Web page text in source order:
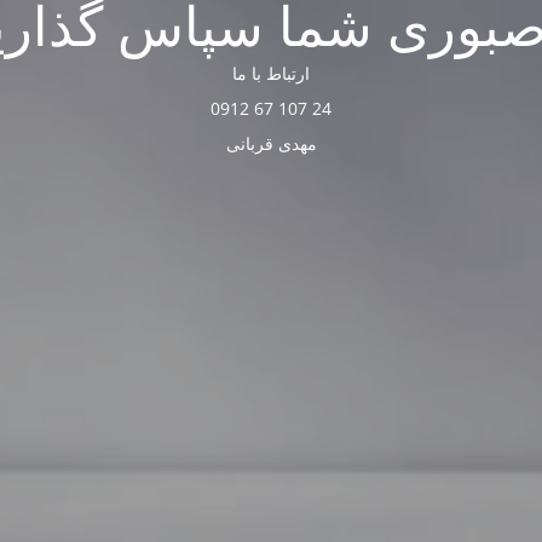
شما سپاس
ارتباط با ما
24 107 67 0912
مهدی قربانی